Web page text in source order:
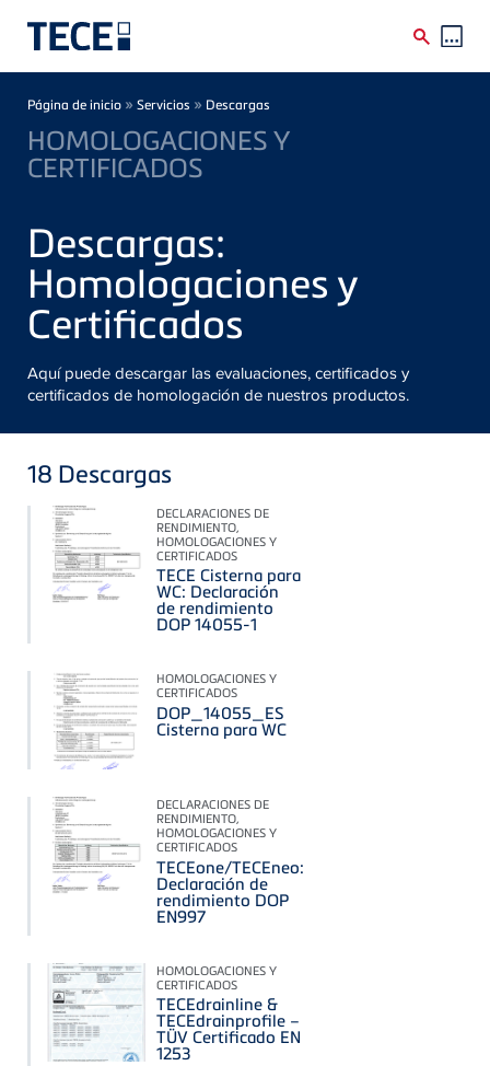
Breadcrumb
Página de inicio » Servicios » Descargas
HOMOLOGACIONES Y
CERTIFICADOS
Descargas:
Homologaciones y
Certificados
Aquí puede descargar las evaluaciones, certificados y
certificados de homologación de nuestros productos.
18 Descargas
DECLARACIONES DE
RENDIMIENTO,
HOMOLOGACIONES Y
CERTIFICADOS
TECE Cisterna para
WC: Declaración
de rendimiento
DOP 14055-1
HOMOLOGACIONES Y
CERTIFICADOS
DOP_14055_ES
Cisterna para WC
DECLARACIONES DE
RENDIMIENTO,
HOMOLOGACIONES Y
CERTIFICADOS
TECEone/TECEneo:
Declaración de
rendimiento DOP
EN997
HOMOLOGACIONES Y
CERTIFICADOS
TECEdrainline &
TECEdrainprofile –
TÜV Certificado EN
1253